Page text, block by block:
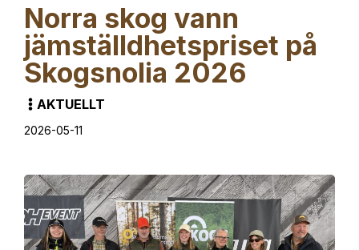
Norra skog vann
jämställdhetspriset på
Skogsnolia 2026
AKTUELLT
2026-05-11